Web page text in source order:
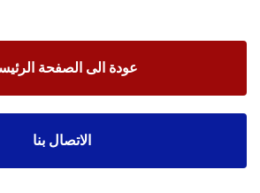
عودة الى الصفحة
الاتصال بنا